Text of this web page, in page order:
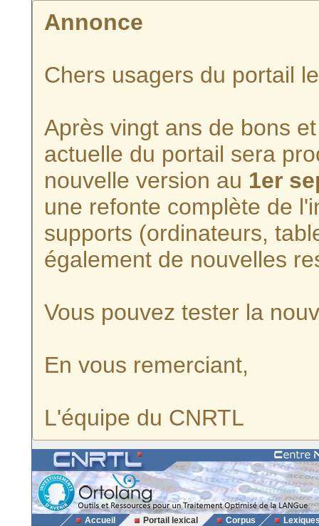
Annonce
Chers usagers du portail
Après vingt ans de bons
actuelle du portail sera
nouvelle version au 1er
une refonte complète de
supports (ordinateurs,
également de nouvelles
Vous pouvez tester la
En vous remerciant,
L'équipe du CNRTL
Accueil Portail lexical Corpus